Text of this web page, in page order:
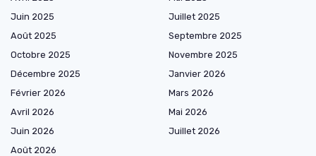
Juin 2025
Juillet 2025
Août 2025
Septembre 2025
Octobre 2025
Novembre 2025
Décembre 2025
Janvier 2026
Février 2026
Mars 2026
Avril 2026
Mai 2026
Juin 2026
Juillet 2026
Août 2026